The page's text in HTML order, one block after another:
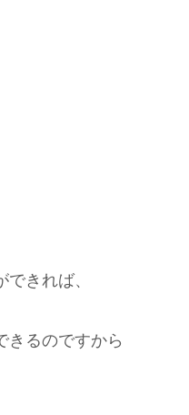
きれば、
きるのですから